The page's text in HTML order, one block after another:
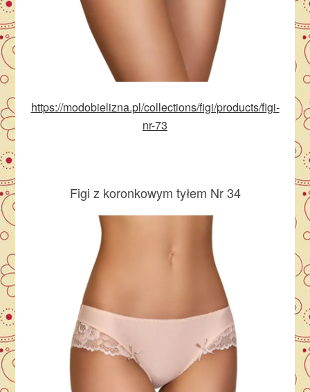
https://modobielizna.pl/collections/figi/products/figi-
nr-73
Figi z koronkowym tyłem Nr 34